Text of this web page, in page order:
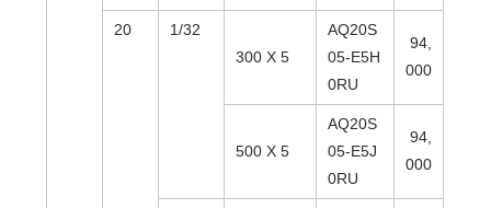
20
1/32
300 X 5
AQ20S
05-E5H
0RU
94,
000
500 X 5
AQ20S
05-E5J
0RU
94,
000